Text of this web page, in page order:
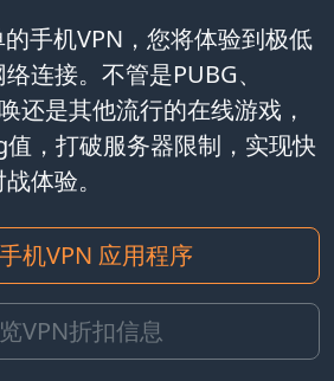
手机VPN，您将体验到极低
连接。不管是PUBG、
还是其他流行的在线游戏，
，打破服务器限制，实现快
体验。
机VPN 应用程序
VPN折扣信息